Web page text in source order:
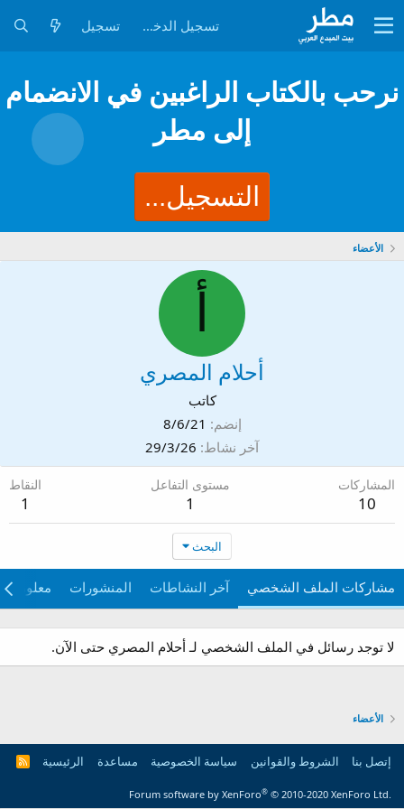
تسجيل الدخول تسجيل
نرحب بالكتاب الراغبين في الانضمام
إلى مطر
التسجيل...
الأعضاء
أحلام المصري
كاتب
إنضم 8/6/21
آخر نشاط 29/3/26
المشاركات
10
مستوى التفاعل
1
النقاط
1
البحث
مشاركات الملف الشخصي آخر النشاطات المنشورات معلومات
لا توجد رسائل في الملف الشخصي لـ أحلام المصري حتى الآن.
الأعضاء
إتصل بنا الشروط والقوانين سياسة الخصوصية مساعدة الرئيسية
R
Forum software by XenForo® © 2010-2020 XenForo Ltd.